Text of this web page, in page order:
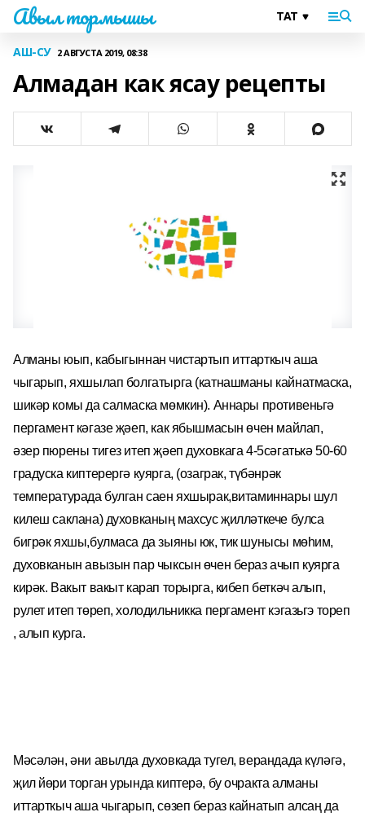
Авыл тормышы
АШ-СУ 2 АВГУСТА 2019, 08:38
Алмадан как ясау рецепты
Алманы юып, кабыгыннан чистартып иттарткыч аша
чыгарып, яхшылап болгатырга (катнашманы кайнатмаска,
шикәр комы да салмаска мөмкин). Аннары противеньгә
пергамент кәгазе җәеп, как ябышмасын өчен майлап,
әзер пюрены тигез итеп җәеп духовкага 4-5сәгатькә 50-60
градуска киптерергә куярга, (озаграк, түбәнрәк
температурада булган саен яхшырак,витаминнары шул
килеш саклана) духовканың махсус җилләткече булса
бигрәк яхшы,булмаса да зыяны юк, тик шунысы мөһим,
духовканын авызын пар чыксын өчен бераз ачып куярга
кирәк. Вакыт вакыт карап торырга, кибеп беткәч алып,
рулет итеп төреп, холодильникка пергамент кэгазьгэ тореп
, алып курга.
Мәсәлән, әни авылда духовкада тугел, верандада күләгә,
җил йөри торган урында киптерә, бу очракта алманы
иттарткыч аша чыгарып, сөзеп бераз кайнатып алсаң да